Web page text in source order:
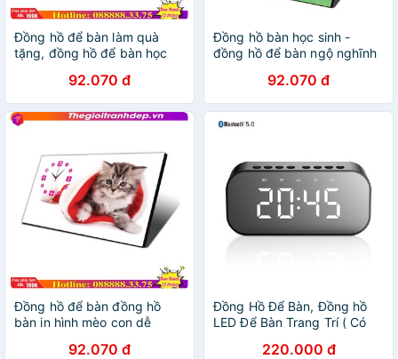
Đồng hồ để bàn làm quà
tặng, đồng hồ để bàn học
92.070 đ
Đồng hồ bàn học sinh -
đồng hồ để bàn ngộ nghĩnh
92.070 đ
Đồng hồ để bàn đồng hồ
bàn in hình mèo con dễ
92.070 đ
Đồng Hồ Để Bàn, Đồng hồ
LED Để Bàn Trang Trí ( Có
220.000 đ